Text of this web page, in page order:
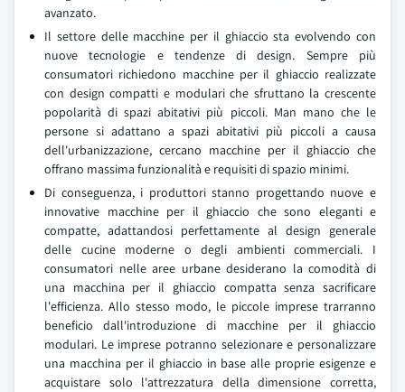
avanzato.
Il settore delle macchine per il ghiaccio sta evolvendo con
nuove tecnologie e tendenze di design. Sempre più
consumatori richiedono macchine per il ghiaccio realizzate
con design compatti e modulari che sfruttano la crescente
popolarità di spazi abitativi più piccoli. Man mano che le
persone si adattano a spazi abitativi più piccoli a causa
dell'urbanizzazione, cercano macchine per il ghiaccio che
offrano massima funzionalità e requisiti di spazio minimi.
Di conseguenza, i produttori stanno progettando nuove e
innovative macchine per il ghiaccio che sono eleganti e
compatte, adattandosi perfettamente al design generale
delle cucine moderne o degli ambienti commerciali. I
consumatori nelle aree urbane desiderano la comodità di
una macchina per il ghiaccio compatta senza sacrificare
l'efficienza. Allo stesso modo, le piccole imprese trarranno
beneficio dall'introduzione di macchine per il ghiaccio
modulari. Le imprese potranno selezionare e personalizzare
una macchina per il ghiaccio in base alle proprie esigenze e
acquistare solo l'attrezzatura della dimensione corretta,